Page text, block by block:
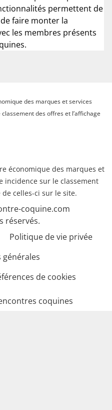
permettent de
faire monter la
les membres présents
des marques et services
des offres et l’affichage
économique des marques et
incidence sur le classement
de celles-ci sur le site.
coquine.com
réservés.
Politique de vie privée
de cookies
coquines